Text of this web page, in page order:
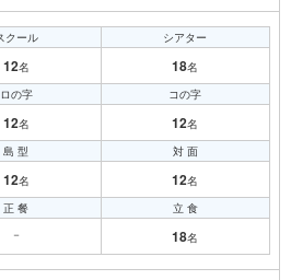
クール
12名
シアター
18名
ロの字
12名
コの字
12名
島 型
12名
対 面
12名
正 餐
－
立 食
18名